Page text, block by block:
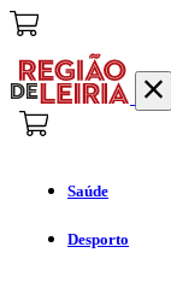
Saúde
Desporto